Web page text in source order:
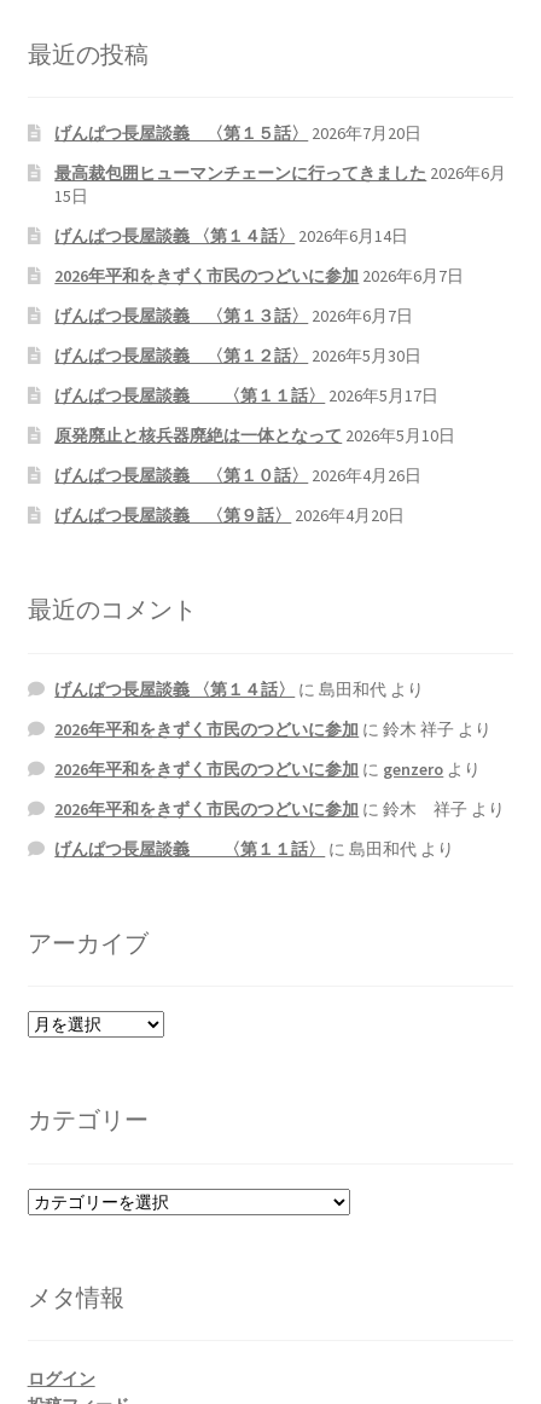
最近の投稿
げんぱつ長屋談義 〈第１５話〉
2026年7月20日
最高裁包囲ヒューマンチェーンに行ってきました 2026年6月
15日
げんぱつ長屋談義 〈第１４話〉
2026年6月14日
2026年平和をきずく市民のつどいに参加 2026年6月7日
げんぱつ長屋談義 〈第１３話〉
2026年6月7日
げんぱつ長屋談義 〈第１２話〉
2026年5月30日
げんぱつ長屋談義 〈第１１話〉
2026年5月17日
原発廃止と核兵器廃絶は一体となって 2026年5月10日
げんぱつ長屋談義 〈第１０話〉
2026年4月26日
げんぱつ長屋談義 〈第９話〉
2026年4月20日
最近のコメント
げんぱつ長屋談義 〈第１４話〉 に島田和代 より
2026年平和をきずく市民のつどいに参加 に鈴木 祥子 より
2026年平和をきずく市民のつどいに参加 に genzero より
2026年平和をきずく市民のつどいに参加 に鈴木 祥子 より
げんぱつ長屋談義 〈第１１話〉
に島田和代 より
アーカイブ
ア
ブ
カテゴリー
カ
ー
メタ情報
ログイン